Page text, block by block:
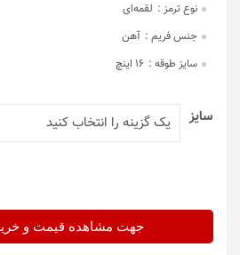
نوع ترمز : لقمه‌ای
جنس فریم : آهن
سایز طوقه : 16 اینچ
سایز
جهت مشاهده قیمت و